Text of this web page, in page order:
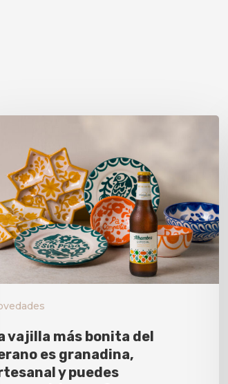
vajilla más bonita del
es granadina,
y puedes